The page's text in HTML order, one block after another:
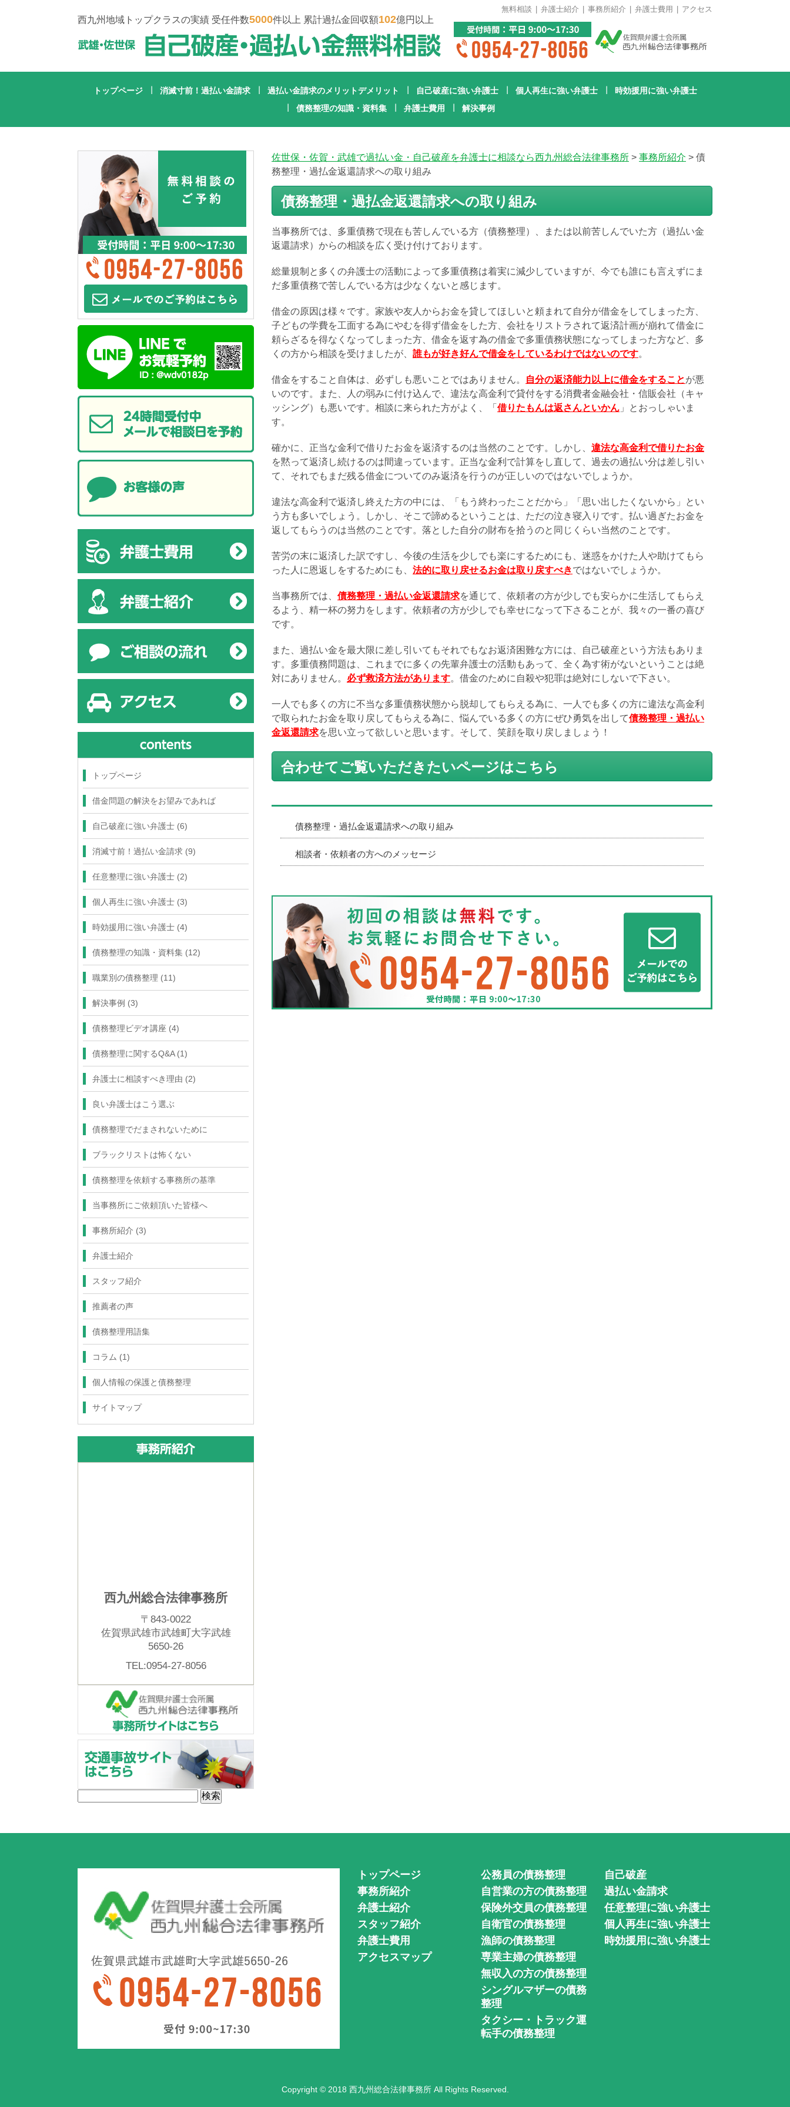
西九州地域トップクラスの実績 受任件数5000件以上 累計過払金回収額102億円以上
無料相談 弁護士紹介 事務所紹介 弁護士費用 アクセス
トップページ 消滅寸前！過払い金請求 過払い金請求のメリットデメリット 自己破産に強い弁護士 個人再生に強い弁護士
時効援用に強い弁護士
債務整理の知識・資料集
弁護士費用 解決事例
佐世保・佐賀・武雄で過払い金・自己破産を弁護士に相談なら西九州総合法律事務所 > 事務所紹介 > 債
務整理・過払金返還請求への取り組み
債務整理・過払金返還請求への取り組み
当事務所では、多重債務で現在も苦しんでいる方（債務整理）、または以前苦しんでいた方（過払い金
返還請求）からの相談を広く受け付けております。
総量規制と多くの弁護士の活動によって多重債務は着実に減少していますが、今でも誰にも言えずにま
だ多重債務で苦しんでいる方は少なくないと感じます。
借金の原因は様々です。家族や友人からお金を貸してほしいと頼まれて自分が借金をしてしまった方、
子どもの学費を工面する為にやむを得ず借金をした方、会社をリストラされて返済計画が崩れて借金に
頼らざるを得なくなってしまった方、借金を返す為の借金で多重債務状態になってしまった方など、多
くの方から相談を受けましたが、 誰もが好き好んで借金をしているわけではないのです。
借金をすること自体は、必ずしも悪いことではありません。 自分の返済能力以上に借金をすることが悪
いのです。また、人の弱みに付け込んで、違法な高金利で貸付をする消費者金融会社・信販会社（キャ
ッシング）も悪いです。相談に来られた方がよく、「 借りたもんは返さんといかん 」とおっしゃいま
す。
確かに、正当な金利で借りたお金を返済するのは当然のことです。しかし、 違法な高金利で借りたお金
を黙って返済し続けるのは間違っています。正当な金利で計算をし直して、過去の過払い分は差し引い
て、それでもまだ残る借金についてのみ返済を行うのが正しいのではないでしょうか。
違法な高金利で返済し終えた方の中には、「もう終わったことだから」「思い出したくないから」とい
う方も多いでしょう。しかし、そこで諦めるということは、ただの泣き寝入りです。払い過ぎたお金を
返してもらうのは当然のことです。落とした自分の財布を拾うのと同じくらい当然のことです。
苦労の末に返済した訳ですし、今後の生活を少しでも楽にするためにも、迷惑をかけた人や助けてもら
った人に恩返しをするためにも、 法的に取り戻せるお金は取り戻すべきではないでしょうか。
当事務所では、 債務整理・過払い金返還請求を通じて、依頼者の方が少しでも安らかに生活してもらえ
るよう、精一杯の努力をします。依頼者の方が少しでも幸せになって下さることが、我々の一番の喜び
です。
また、過払い金を最大限に差し引いてもそれでもなお返済困難な方には、自己破産という方法もありま
す。多重債務問題は、これまでに多くの先輩弁護士の活動もあって、全く為す術がないということは絶
対にありません。 必ず救済方法があります。借金のために自殺や犯罪は絶対にしないで下さい。
一人でも多くの方に不当な多重債務状態から脱却してもらえる為に、一人でも多くの方に違法な高金利
で取られたお金を取り戻してもらえる為に、悩んでいる多くの方にぜひ勇気を出して債務整理・過払い
金返還請求を思い立って欲しいと思います。そして、笑顔を取り戻しましょう！
合わせてご覧いただきたいページはこちら
債務整理・過払金返還請求への取り組み
相談者・依頼者の方へのメッセージ
トップページ
借金問題の解決をお望みであれば
自己破産に強い弁護士 (6)
消滅寸前！過払い金請求 (9)
任意整理に強い弁護士 (2)
個人再生に強い弁護士 (3)
時効援用に強い弁護士 (4)
債務整理の知識・資料集 (12)
職業別の債務整理 (11)
解決事例 (3)
債務整理ビデオ講座 (4)
債務整理に関するQ&A (1)
弁護士に相談すべき理由 (2)
良い弁護士はこう選ぶ
債務整理でだまされないために
ブラックリストは怖くない
債務整理を依頼する事務所の基準
当事務所にご依頼頂いた皆様へ
事務所紹介 (3)
弁護士紹介
スタッフ紹介
推薦者の声
債務整理用語集
コラム (1)
個人情報の保護と債務整理
サイトマップ
西九州総合法律事務所
〒843-0022
佐賀県武雄市武雄町大字武雄
5650-26
TEL:0954-27-8056
索:
トップページ
事務所紹介
弁護士紹介
スタッフ紹介
弁護士費用
アクセスマップ
公務員の債務整理
自営業の方の債務整理
保険外交員の債務整理
自衛官の債務整理
漁師の債務整理
専業主婦の債務整理
無収入の方の債務整理
シングルマザーの債務
整理
タクシー・トラック運
転手の債務整理
自己破産
過払い金請求
任意整理に強い弁護士
個人再生に強い弁護士
時効援用に強い弁護士
Copyright © 2018 西九州総合法律事務所 All Rights Reserved.